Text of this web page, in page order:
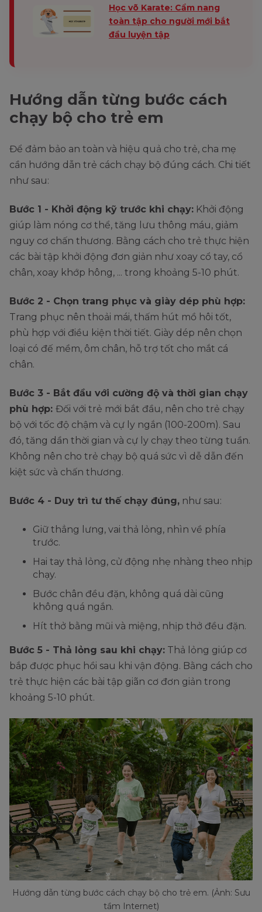
Học võ Karate: Cẩm nang
toàn tập cho người mới bắt
đầu luyện tập
Hướng dẫn từng bước cách
chạy bộ cho trẻ em
Để đảm bảo an toàn và hiệu quả cho trẻ, cha mẹ
cần hướng dẫn trẻ cách chạy bộ đúng cách. Chi tiết
như sau:
Bước 1 - Khởi động kỹ trước khi chạy: Khởi động
giúp làm nóng cơ thể, tăng lưu thông máu, giảm
nguy cơ chấn thương. Bằng cách cho trẻ thực hiện
các bài tập khởi động đơn giản như xoay cổ tay, cổ
chân, xoay khớp hông, ... trong khoảng 5-10 phút.
Bước 2 - Chọn trang phục và giày dép phù hợp:
Trang phục nên thoải mái, thấm hút mồ hôi tốt,
phù hợp với điều kiện thời tiết. Giày dép nên chọn
loại có đế mềm, ôm chân, hỗ trợ tốt cho mắt cá
chân.
Bước 3 - Bắt đầu với cường độ và thời gian chạy
phù hợp: Đối với trẻ mới bắt đầu, nên cho trẻ chạy
bộ với tốc độ chậm và cự ly ngắn (100-200m). Sau
đó, tăng dần thời gian và cự ly chạy theo từng tuần.
Không nên cho trẻ chạy bộ quá sức vì dễ dẫn đến
kiệt sức và chấn thương.
Bước 4 - Duy trì tư thế chạy đúng, như sau:
Giữ thẳng lưng, vai thả lỏng, nhìn về phía
trước.
Hai tay thả lỏng, cử động nhẹ nhàng theo nhịp
chạy.
Bước chân đều đặn, không quá dài cũng
không quá ngắn.
Hít thở bằng mũi và miệng, nhịp thở đều đặn.
Bước 5 - Thả lỏng sau khi chạy: Thả lỏng giúp cơ
bắp được phục hồi sau khi vận động. Bằng cách cho
trẻ thực hiện các bài tập giãn cơ đơn giản trong
khoảng 5-10 phút.
Hướng dẫn từng bước cách chạy bộ cho trẻ em. (Ảnh: Sưu
tầm Internet)